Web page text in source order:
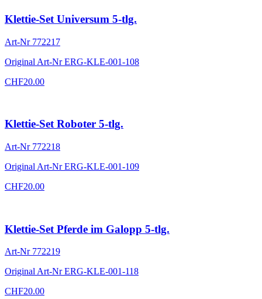
Klettie-Set Universum 5-tlg.
Art-Nr 772217
Original Art-NrERG-KLE-001-108
CHF20.00
Klettie-Set Roboter 5-tlg.
Art-Nr 772218
Original Art-NrERG-KLE-001-109
CHF20.00
Klettie-Set Pferde im Galopp 5-tlg.
Art-Nr 772219
Original Art-NrERG-KLE-001-118
CHF20.00